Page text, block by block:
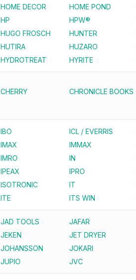
HOME DECOR HOME POND
HP HPW®
HUGO FROSCH HUNTER
HUTIRA HUZARO
HYDROTREAT HYRITE
CHERRY CHRONICLE BOOKS
IBO ICL / EVERRIS
IMAX IMMAX
IMRO IN
IPEAX IPRO
ISOTRONIC IT
ITE ITS WIN
JAD TOOLS JAFAR
JEKEN JET DRYER
JOHANSSON JOKARI
JUPIO JVC